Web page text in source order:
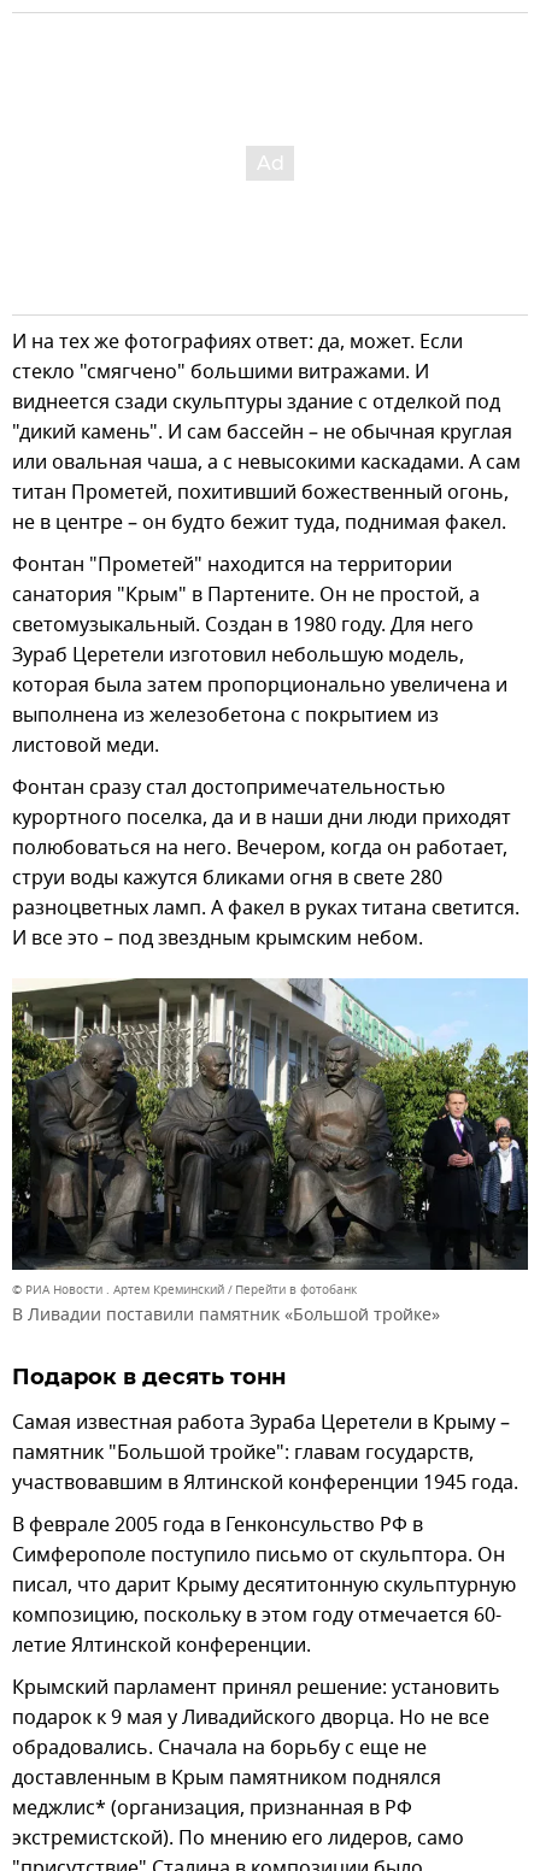
И на тех же фотографиях ответ: да, может. Если
стекло "смягчено" большими витражами. И
виднеется сзади скульптуры здание с отделкой под
"дикий камень". И сам бассейн – не обычная круглая
или овальная чаша, а с невысокими каскадами. А сам
титан Прометей, похитивший божественный огонь,
не в центре – он будто бежит туда, поднимая факел.
Фонтан "Прометей" находится на территории
санатория "Крым" в Партените. Он не простой, а
светомузыкальный. Создан в 1980 году. Для него
Зураб Церетели изготовил небольшую модель,
которая была затем пропорционально увеличена и
выполнена из железобетона с покрытием из
листовой меди.
Фонтан сразу стал достопримечательностью
курортного поселка, да и в наши дни люди приходят
полюбоваться на него. Вечером, когда он работает,
струи воды кажутся бликами огня в свете 280
разноцветных ламп. А факел в руках титана светится.
И все это – под звездным крымским небом.
© РИА Новости . Артем Креминский Перейти в фотобанк
В Ливадии поставили памятник «Большой тройке»
Подарок в десять тонн
Самая известная работа Зураба Церетели в Крыму –
памятник "Большой тройке": главам государств,
участвовавшим в Ялтинской конференции 1945 года.
В феврале 2005 года в Генконсульство РФ в
Симферополе поступило письмо от скульптора. Он
писал, что дарит Крыму десятитонную скульптурную
композицию, поскольку в этом году отмечается 60-
летие Ялтинской конференции.
Крымский парламент принял решение: установить
подарок к 9 мая у Ливадийского дворца. Но не все
обрадовались. Сначала на борьбу с еще не
доставленным в Крым памятником поднялся
меджлис* (организация, признанная в РФ
экстремистской). По мнению его лидеров, само